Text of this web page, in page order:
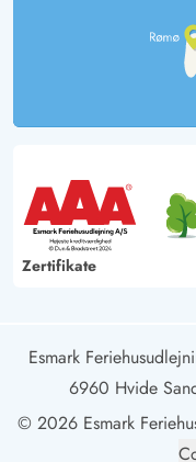
Zertifikate
Esmark
6960 Hvide
© 2026 Esmark